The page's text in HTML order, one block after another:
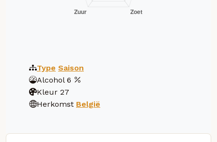
Type Saison
Alcohol 6
Kleur 27
Herkomst België